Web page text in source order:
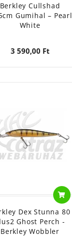
Berkley Cullshad
Gumihal – Pearl
White
3 590,00 Ft
Dex Stunna 80
Ghost Perch -
Berkley Wobbler